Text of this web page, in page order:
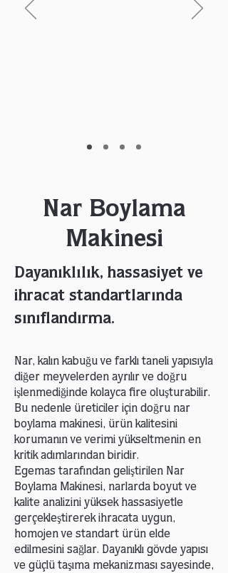
Nar Boylama
Makinesi
Dayanıklılık, hassasiyet ve
ihracat standartlarında
sınıflandırma.
Nar, kalın kabuğu ve farklı taneli yapısıyla
diğer meyvelerden ayrılır ve doğru
işlenmediğinde kolayca fire oluşturabilir.
Bu nedenle üreticiler için doğru nar
boylama makinesi, ürün kalitesini
korumanın ve verimi yükseltmenin en
kritik adımlarından biridir.
Egemas tarafından geliştirilen Nar
Boylama Makinesi, narlarda boyut ve
kalite analizini yüksek hassasiyetle
gerçekleştirerek ihracata uygun,
homojen ve standart ürün elde
edilmesini sağlar. Dayanıklı gövde yapısı
ve güçlü taşıma mekanizması sayesinde,